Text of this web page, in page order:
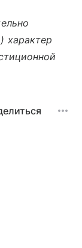
характер